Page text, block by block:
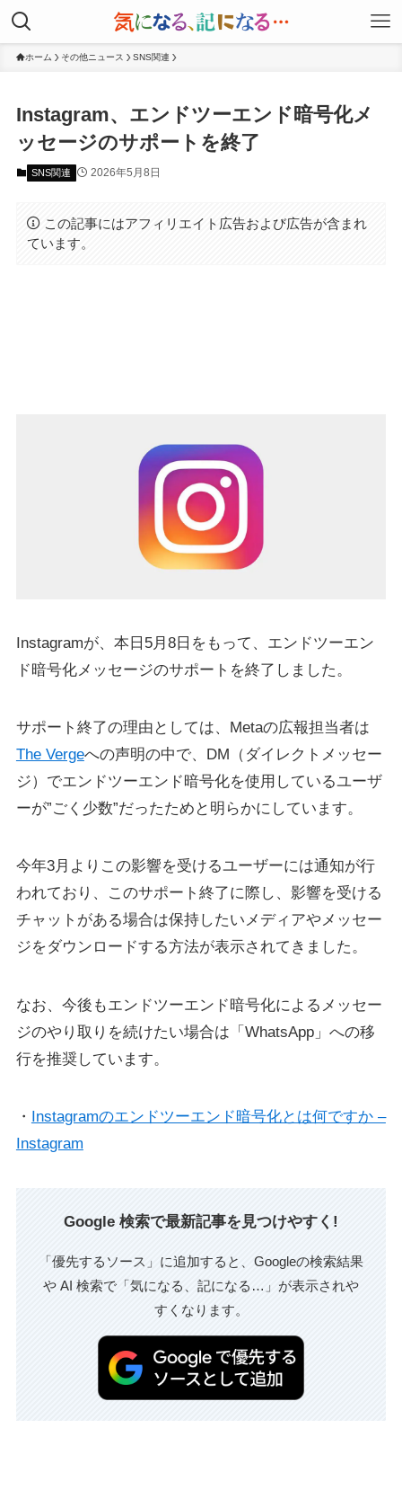
ホーム その他ニュース SNS関連
Instagram、エンドツーエンド暗号化メ
ッセージのサポートを終了
SNS関連 2026年5月8日
この記事にはアフィリエイト広告および広告が含まれ
ています。
Instagramが、本日5月8日をもって、エンドツーエン
ド暗号化メッセージのサポートを終了しました。
サポート終了の理由としては、Metaの広報担当者は
The Vergeへの声明の中で、DM（ダイレクトメッセー
ジ）でエンドツーエンド暗号化を使用しているユーザ
ーが”ごく少数”だったためと明らかにしています。
今年3月よりこの影響を受けるユーザーには通知が行
われており、このサポート終了に際し、影響を受ける
チャットがある場合は保持したいメディアやメッセー
ジをダウンロードする方法が表示されてきました。
なお、今後もエンドツーエンド暗号化によるメッセー
ジのやり取りを続けたい場合は「WhatsApp」への移
行を推奨しています。
・ Instagramのエンドツーエンド暗号化とは何ですか –
Instagram
Google 検索で最新記事を見つけやすく!
「優先するソース」に追加すると、Googleの検索結果
や AI 検索で「気になる、記になる…」が表示されや
すくなります。